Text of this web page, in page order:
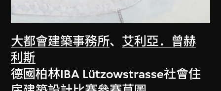
大都會建築事務所、 艾利亞．曾赫
利斯
德國柏林IBA Lützowstrasse社會住